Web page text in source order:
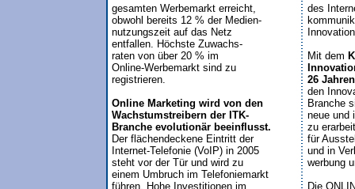
gesamten Werbemarkt erreicht,
obwohl bereits 12 % der Medien-
nutzungszeit auf das Netz
entfallen. Höchste Zuwachs-
raten von über 20 % im
Online-Werbemarkt sind zu
registrieren.
Online Marketing wird von den
Wachstumstreibern der ITK-
Branche evolutionär beeinflusst.
Der flächendeckene Eintritt der
Internet-Telefonie (VoIP) in 2005
steht vor der Tür und wird zu
einem Umbruch im Telefoniemarkt
führen. Hohe Investitionen im
des
Mit dem
26
den
Branche
neue und
zu
für
und in
werbung
Die